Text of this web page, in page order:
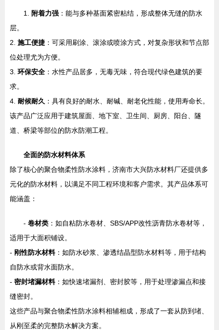
1. 附着力强 ：能与多种基面紧密粘结，形成整体无缝的防水
层。
2. 施工便捷 ：可采用刷涂、滚涂或喷涂方式，对复杂形状和节点部
位处理尤为方便。
3. 环保安全 ：水性产品居多，无毒无味，符合现代绿色建筑的要
求。
4. 耐候耐久 ：具有良好的耐水、耐碱、耐老化性能，使用寿命长。
该产品广泛应用于建筑屋面、地下室、卫生间、厨房、阳台、隧
道、桥梁等部位的防水防潮工程。
全面的防水材料体系
除了核心的聚合物柔性防水涂料，济南市大兴防水材料厂还提供多
元化的防水材料，以满足不同工程环境和客户需求。其产品体系可
能涵盖：
- 卷材类 ：如自粘防水卷材、SBS/APP改性沥青防水卷材等，
适用于大面积铺设。
- 刚性防水材料：如防水砂浆、渗透结晶型防水材料等，用于结构
自防水或背水面防水。
- 密封堵漏材料：如快速堵漏剂、密封胶等，用于处理渗漏点和接
缝密封。
这些产品与聚合物柔性防水涂料相辅相成，形成了一套从防到堵、
从刚至柔的完整防水解决方案。